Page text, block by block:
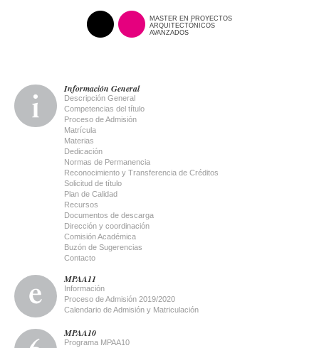
MASTER EN PROYECTOS
ARQUITECTÓNICOS
AVANZADOS
Información General
Descripción General
Competencias del título
Proceso de Admisión
Matrícula
Materias
Dedicación
Normas de Permanencia
Reconocimiento y Transferencia de Créditos
Solicitud de título
Plan de Calidad
Recursos
Documentos de descarga
Dirección y coordinación
Comisión Académica
Buzón de Sugerencias
Contacto
MPAA11
Información
Proceso de Admisión 2019/2020
Calendario de Admisión y Matriculación
MPAA10
Programa MPAA10